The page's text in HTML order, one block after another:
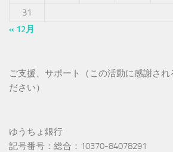
31
« 12月
ご支援、サポート（この活動に感謝され
ださい）
ゆうちょ銀行
記号番号：総合：10370-84078291